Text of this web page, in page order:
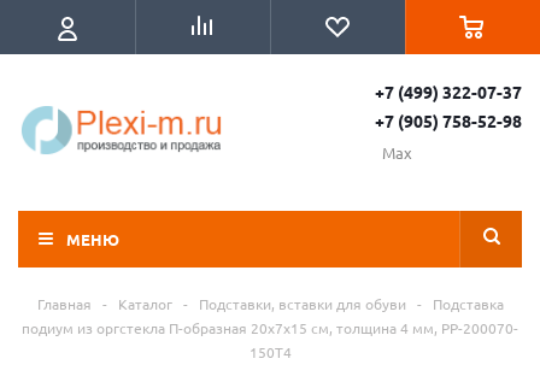
+7 (499) 322-07-37
+7 (905) 758-52-98
Max
МЕНЮ
Главная - Каталог - Подставки, вставки для обуви -
Подставка
подиум из оргстекла П-образная 20х7х15 см, толщина 4 мм, PP-200070-
150T4